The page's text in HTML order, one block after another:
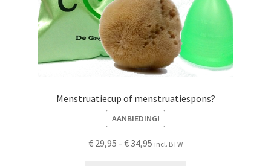
Menstruatiecup of menstruatiespons?
AANBIEDING!
€ 29,95 - €34,95 Prijsklasse:
incl. BTW